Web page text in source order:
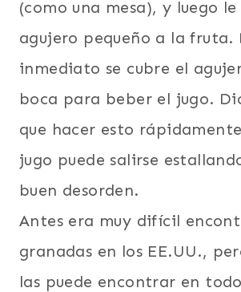
(como una mesa), y luego
agujero pequeño a la fruta.
inmediato se cubre el
boca para beber el jugo.
que hacer esto
jugo puede salirse
buen desorden.
Antes era muy difícil
granadas en los EE.UU.,
las puede encontrar en